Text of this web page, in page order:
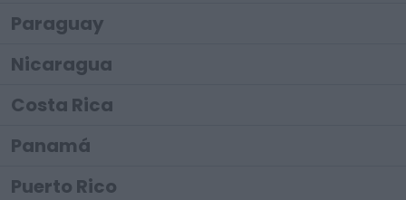
Paraguay
Nicaragua
Costa Rica
Panamá
Puerto Rico